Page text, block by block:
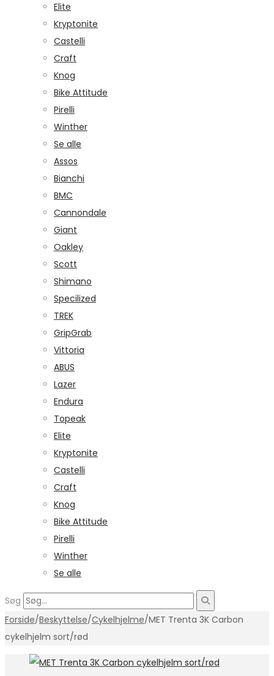
Elite
Kryptonite
Castelli
Craft
Knog
Bike Attitude
Pirelli
Winther
Se alle
Assos
Bianchi
BMC
Cannondale
Giant
Oakley
Scott
Shimano
Specilized
TREK
GripGrab
Vittoria
ABUS
Lazer
Endura
Topeak
Elite
Kryptonite
Castelli
Craft
Knog
Bike Attitude
Pirelli
Winther
Se alle
Søg
Forside/Beskyttelse/Cykelhjelme/MET Trenta 3K Carbon
cykelhjelm sort/rød